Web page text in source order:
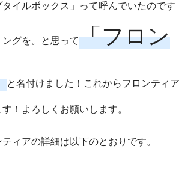
イルボックス」って呼んでいたのです
グを。と思って「フロン
と名付けました！これからフロンティア
！よろしくお願いします。
ィアの詳細は以下のとおりです。